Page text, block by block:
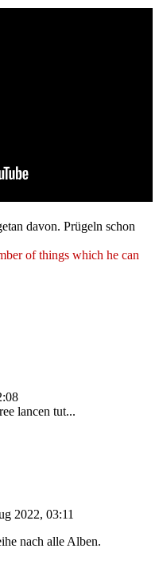
davon. Prügeln schon
of things which he can
lancen tut...
2022, 03:11
nach alle Alben.